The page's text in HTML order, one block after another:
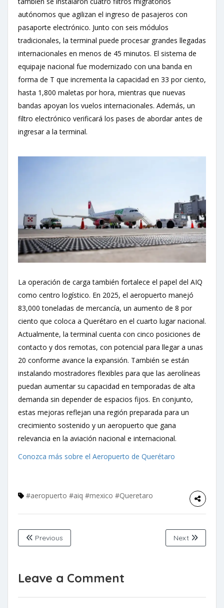
autónomos que agilizan el ingreso de pasajeros con
pasaporte electrónico. Junto con seis módulos
tradicionales, la terminal puede procesar grandes llegadas
internacionales en menos de 45 minutos. El sistema de
equipaje nacional fue modernizado con una banda en
forma de T que incrementa la capacidad en 33 por ciento,
hasta 1,800 maletas por hora, mientras que nuevas
bandas apoyan los vuelos internacionales. Además, un
filtro electrónico verificará los pases de abordar antes de
ingresar a la terminal.
La operación de carga también fortalece el papel del AIQ
como centro logístico. En 2025, el aeropuerto manejó
83,000 toneladas de mercancía, un aumento de 8 por
ciento que coloca a Querétaro en el cuarto lugar nacional.
Actualmente, la terminal cuenta con cinco posiciones de
contacto y dos remotas, con potencial para llegar a unas
20 conforme avance la expansión. También se están
instalando mostradores flexibles para que las aerolíneas
puedan aumentar su capacidad en temporadas de alta
demanda sin depender de espacios fijos. En conjunto,
estas mejoras reflejan una región preparada para un
crecimiento sostenido y un aeropuerto que gana
relevancia en la aviación nacional e internacional.
Conozca más sobre el Aeropuerto de Querétaro
#aeropuerto #aiq #mexico #Queretaro
Previous Next
Leave a Comment